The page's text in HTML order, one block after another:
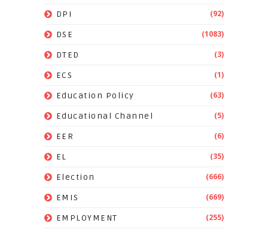
DPI (92)
DSE (1083)
DTED (3)
ECS (1)
Education Policy (63)
Educational Channel (5)
EER (6)
EL (35)
Election (666)
EMIS (669)
EMPLOYMENT (255)